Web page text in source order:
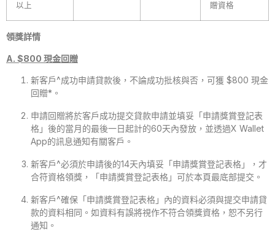
以上
贈資格
領獎詳情
A. $800 現金回贈
新客戶^成功申請貸款後，不論成功批核與否，可獲 $800 現金
回贈*。
申請回贈將於客戶成功提交貸款申請並填妥「申請獎賞登記表
格」後的當月的最後一日起計的60天內發放，並透過X Wallet
App的訊息通知有關客戶。
新客戶^必須於申請後的14天內填妥「申請獎賞登記表格」，才
合符資格領獎，「申請獎賞登記表格」可於本頁最底部提交。
新客戶^確保「申請獎賞登記表格」內的資料必須與提交申請貸
款的資料相同。如資料有誤將視作不符合領獎資格，恕不另行
通知。